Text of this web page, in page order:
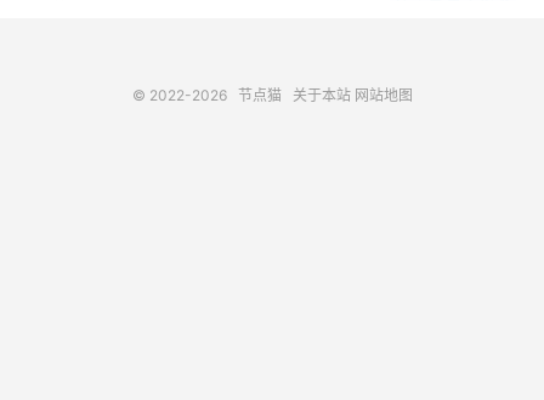
© 2022-2026 节点猫 关于本站 网站地图